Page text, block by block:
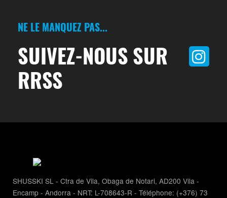
NE LE MANQUEZ PAS...
SUIVEZ-NOUS SUR
RRSS
SHUSSKI SL - Ctra de Vila, Obaga de Notari, AD200 Vila -
Encamp - Andorra - NRT: L-708643-R - Téléphone: (+376) 73